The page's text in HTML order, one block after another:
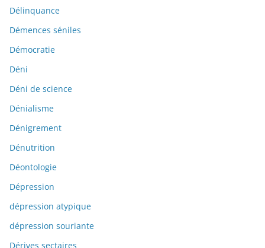
Délinquance
Démences séniles
Démocratie
Déni
Déni de science
Dénialisme
Dénigrement
Dénutrition
Déontologie
Dépression
dépression atypique
dépression souriante
Dérives sectaires